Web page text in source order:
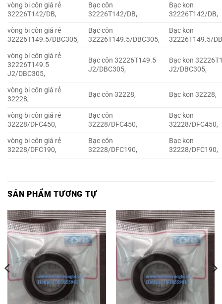
vòng bi côn giá rẻ
32226T142/DB,
Bạc côn
32226T142/DB,
Bạc kon
32226T142/DB,
vòng bi côn giá rẻ
32226T149.5/DBC305,
Bạc côn
32226T149.5/DBC305,
Bạc kon
32226T149.5/
vòng bi côn giá rẻ
32226T149.5
J2/DBC305,
Bạc côn 32226T149.5
J2/DBC305,
Bạc kon
J2/DBC305,
vòng bi côn giá rẻ
32228,
Bạc côn 32228, Bạc kon 32228,
vòng bi côn giá rẻ
32228/DFC450,
Bạc côn
32228/DFC450,
Bạc kon
32228/DFC450,
vòng bi côn giá rẻ
32228/DFC190,
Bạc côn
32228/DFC190,
Bạc kon
32228/DFC190,
SẢN PHẨM TƯƠNG TỰ